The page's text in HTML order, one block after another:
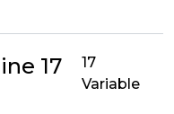
17
17
Variable